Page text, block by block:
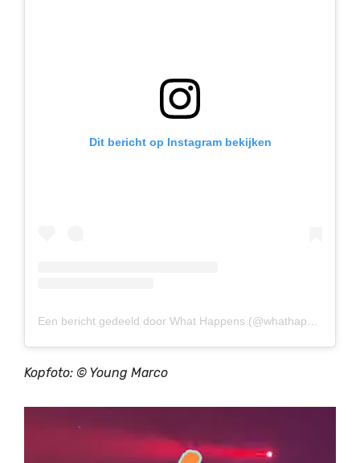
Dit bericht op Instagram bekijken
Kopfoto: © Young Marco